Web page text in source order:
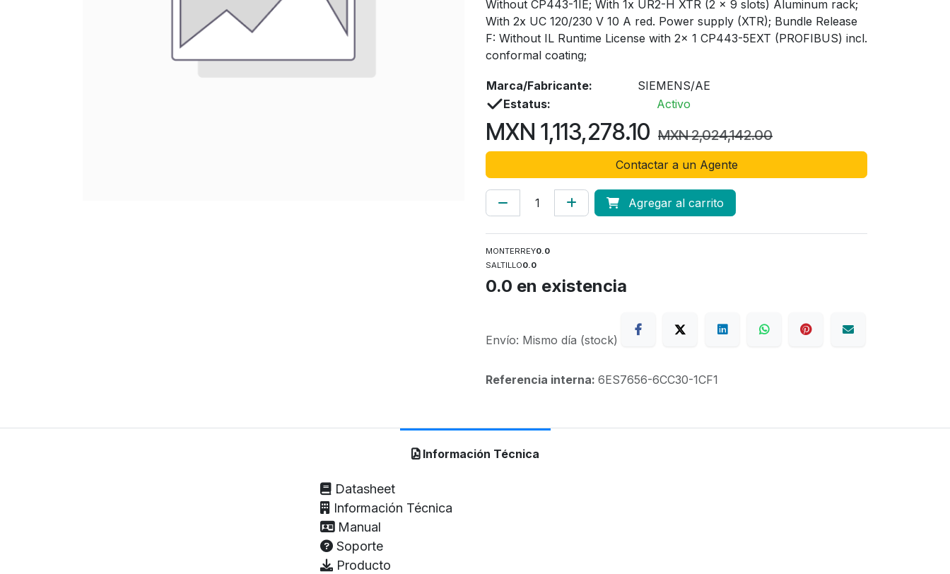
Without CP443-1IE; With 1x UR2-H XTR (2 x 9 slots) Aluminum rack;
With 2x UC 120/230 V 10 A red. Power supply (XTR); Bundle Release
F: Without IL Runtime License with 2x 1 CP443-5EXT (PROFIBUS) incl.
conformal coating;
Marca/Fabricante:
SIEMENS/AE
Estatus:
Activo
MXN 1,113,278.10 MXN2,024,142.00
Contactar a un Agente
Agregar al carrito
MONTERREY0.0
SALTILLO0.0
0.0 en existencia
Envío: Mismo día (stock)
Referencia interna: 6ES7656-6CC30-1CF1
Información Técnica
Datasheet
Información Técnica
Manual
Soporte
Producto